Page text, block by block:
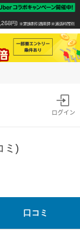
ログイン
ミ)
口コミ